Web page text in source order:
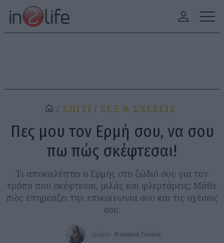
ΣΠΙΤΙ ΣΕΞ & ΣΧΕΣΕΙΣ
Πες μου τον Ερμή σου, να σου
πω πώς σκέφτεσαι!
Τι αποκαλύπτει ο Ερμής στο ζώδιό σου για τον
τρόπο που σκέφτεσαι, μιλάς και φλερτάρεις; Μάθε
πώς επηρεάζει την επικοινωνία σου και τις σχέσεις
σου.
γράφει: Κυριακή Γκιόκα